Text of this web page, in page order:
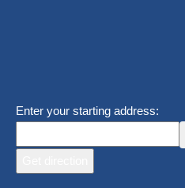
Enter your starting address: